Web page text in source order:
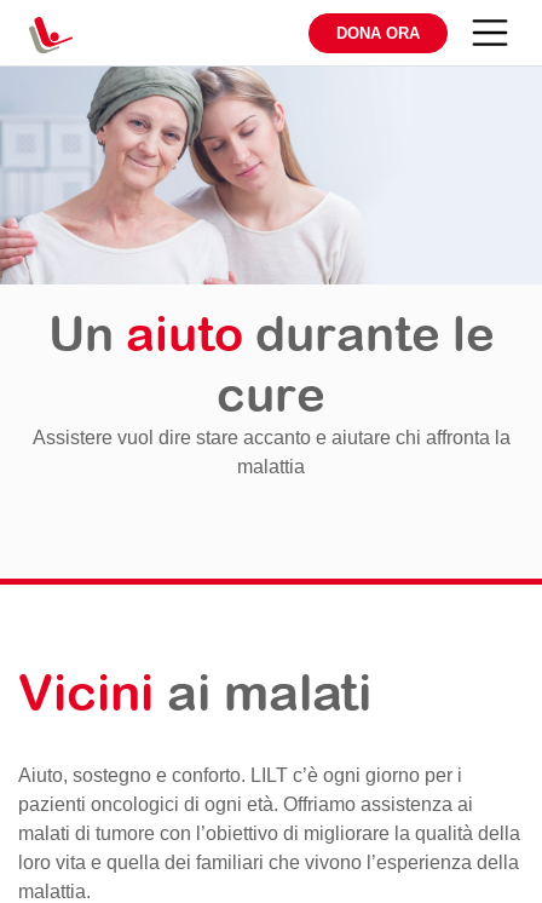
DONA ORA
Un aiuto durante le
cure
Assistere vuol dire stare accanto e aiutare chi affronta la
malattia
Vicini ai malati
Aiuto, sostegno e conforto. LILT c’è ogni giorno per i
pazienti oncologici di ogni età. Offriamo assistenza ai
malati di tumore con l’obiettivo di migliorare la qualità della
loro vita e quella dei familiari che vivono l’esperienza della
malattia.